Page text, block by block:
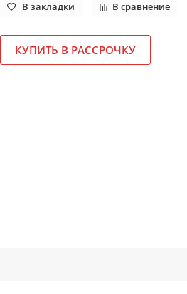
В закладки В сравнение
КУПИТЬ В РАССРОЧКУ